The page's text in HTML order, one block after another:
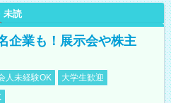
未読
企業も！展示会や株主
人未経験OK
大学生歓迎